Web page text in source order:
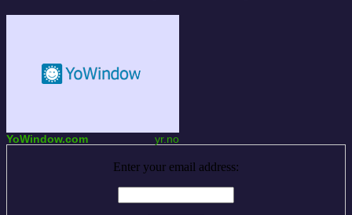
YoWindow.com yr.no
Enter your email address: